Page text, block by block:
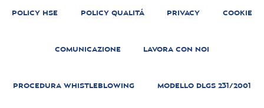
POLICY HSE POLICY QUALITÁ PRIVACY COOKIE
COMUNICAZIONE LAVORA CON NOI
PROCEDURA WHISTLEBLOWING MODELLO DLGS 231/2001